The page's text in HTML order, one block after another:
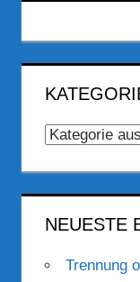
Kategorien
NEUESTE
Trennung